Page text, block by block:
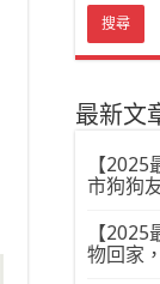
最新文
【
市狗狗
【
物回家